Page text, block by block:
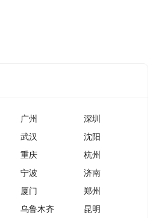
广州
深圳
武汉
沈阳
重庆
杭州
宁波
济南
厦门
郑州
乌鲁木齐
昆明